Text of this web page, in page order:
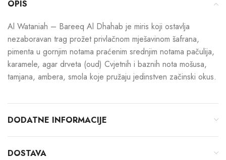
OPIS
Al Wataniah – Bareeq Al Dhahab je miris koji ostavlja
nezaboravan trag prožet privlačnom mješavinom šafrana,
pimenta u gornjim notama praćenim srednjim notama pačulija,
karamele, agar drveta (oud) Cvjetnih i baznih nota mošusa,
tamjana, ambera, smola koje pružaju jedinstven začinski okus.
DODATNE INFORMACIJE
DOSTAVA